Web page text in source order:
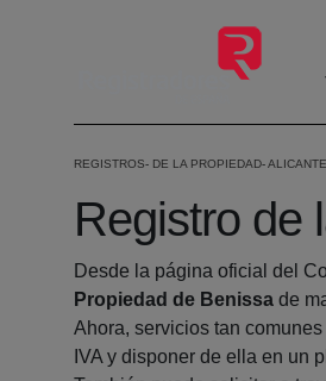
REGISTROS DE LA PROPIEDAD ALICANTE
Registro de
Desde la página oficial del
Propiedad de Benissa de
Ahora, servicios tan
IVA y disponer de ella en un